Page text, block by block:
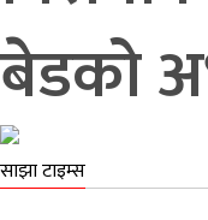
बेडको
साझा टाइम्स